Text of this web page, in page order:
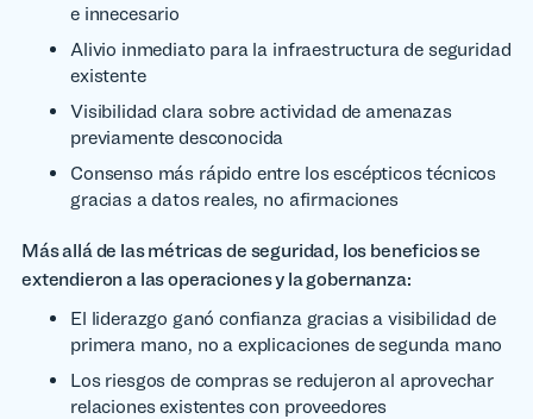
e innecesario
Alivio inmediato para la infraestructura de seguridad
existente
Visibilidad clara sobre actividad de amenazas
previamente desconocida
Consenso más rápido entre los escépticos técnicos
gracias a datos reales, no afirmaciones
Más allá de las métricas de seguridad, los beneficios se
extendieron a las operaciones y la gobernanza:
El liderazgo ganó confianza gracias a visibilidad de
primera mano, no a explicaciones de segunda mano
Los riesgos de compras se redujeron al aprovechar
relaciones existentes con proveedores